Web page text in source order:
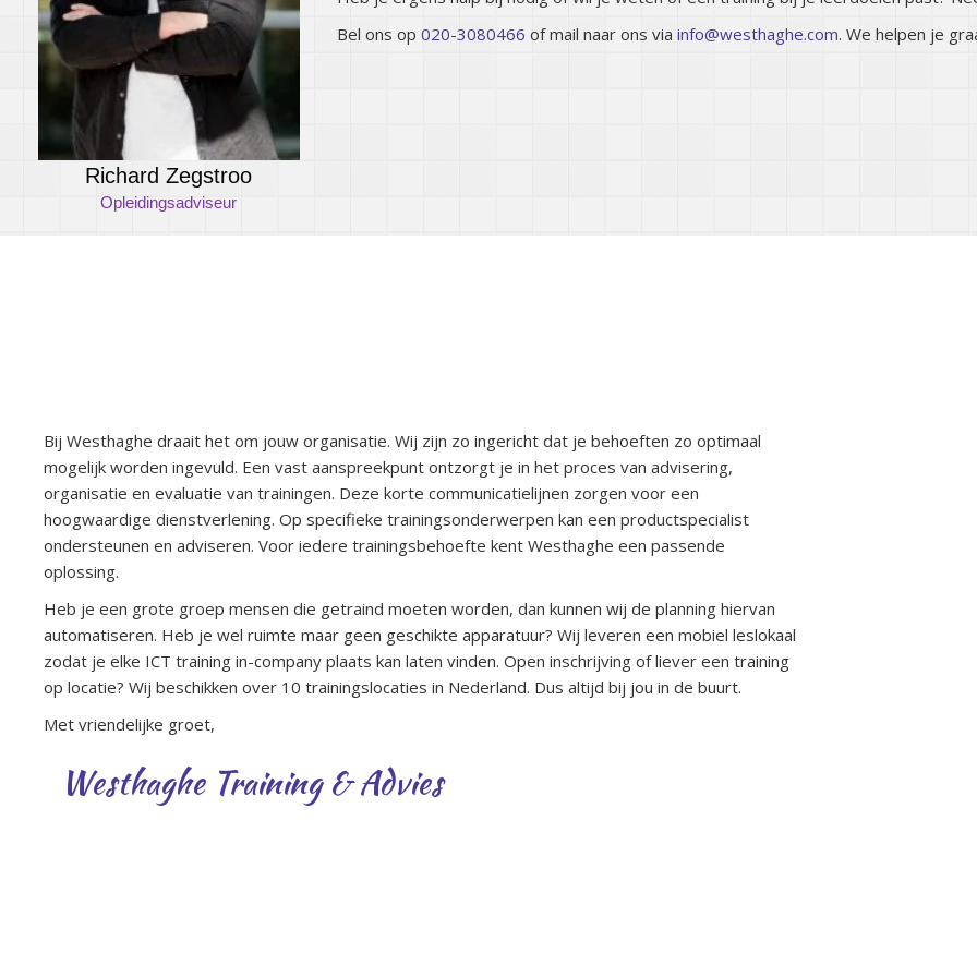
Richard Zegstroo
Opleidingsadviseur
Bel ons op020-3080466 of mail naar ons viainfo@westhaghe.com. We helpen je
Bij Westhaghe draait het om jouw organisatie. Wij zijn zo ingericht dat je behoeften zo optimaal
mogelijk worden ingevuld. Een vast aanspreekpunt ontzorgt je in het proces van advisering,
organisatie en evaluatie van trainingen. Deze korte communicatielijnen zorgen voor een
hoogwaardige dienstverlening. Op specifieke trainingsonderwerpen kan een productspecialist
ondersteunen en adviseren. Voor iedere trainingsbehoefte kent Westhaghe een passende
oplossing.
Heb je een grote groep mensen die getraind moeten worden, dan kunnen wij de planning hiervan
automatiseren. Heb je wel ruimte maar geen geschikte apparatuur? Wij leveren een mobiel leslokaal
zodat je elke ICT training in-company plaats kan laten vinden. Open inschrijving of liever een training
op locatie? Wij beschikken over 10 trainingslocaties in Nederland. Dus altijd bij jou in de buurt.
Met vriendelijke groet,
Westhaghe Training & Advies